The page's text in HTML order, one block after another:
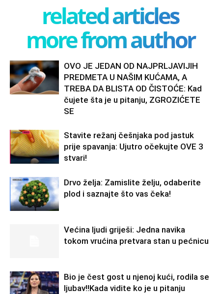
related articles
more from author
OVO JE JEDAN OD NAJPRLJAVIJIH
PREDMETA U NAŠIM KUĆAMA, A
TREBA DA BLISTA OD ČISTOĆE: Kad
čujete šta je u pitanju, ZGROZIĆETE
SE
Stavite režanj češnjaka pod jastuk
prije spavanja: Ujutro očekujte OVE 3
stvari!
Drvo želja: Zamislite želju, odaberite
plod i saznajte što vas čeka!
Većina ljudi griješi: Jedna navika
tokom vrućina pretvara stan u pećnicu
Bio je čest gost u njenoj kući, rodila se
ljubav!!Kada vidite ko je u pitanju